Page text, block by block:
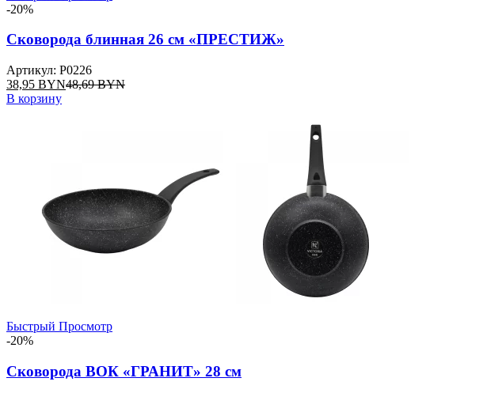
-20%
Сковорода блинная 26 см «ПРЕСТИЖ»
Артикул: P0226
38,95 BYN48,69BYN
В корзину
Быстрый Просмотр
-20%
Сковорода ВОК «ГРАНИТ» 28 см